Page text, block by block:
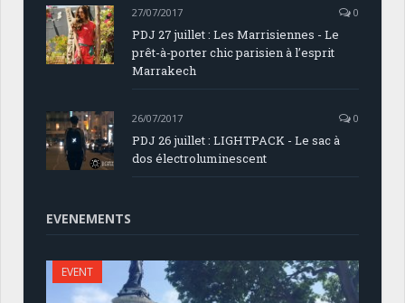
27/07/2017 0
PDJ 27 juillet : Les Marrisiennes - Le
prêt-à-porter chic parisien à l’esprit
Marrakech
26/07/2017 0
PDJ 26 juillet : LIGHTPACK - Le sac à
dos électroluminescent
EVENEMENTS
EVENT